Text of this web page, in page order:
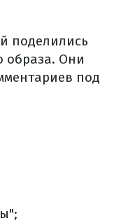
поделились
образа. Они
под